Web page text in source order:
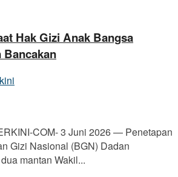
Hak Gizi Anak Bangsa
Bancakan
COM- 3 Juni 2026 — Penetapan
Gizi Nasional (BGN) Dadan
mantan Wakil...